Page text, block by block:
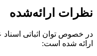
نظرات ارائه‌شده
در خصوص توان اثباتی
ارائه‌ شده است: